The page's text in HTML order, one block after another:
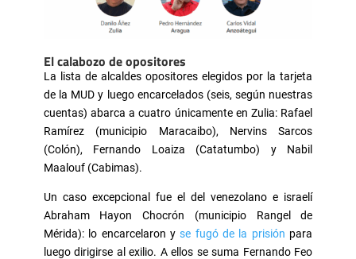
El calabozo de opositores
La lista de alcaldes opositores elegidos por la tarjeta
de la MUD y luego encarcelados (seis, según nuestras
cuentas) abarca a cuatro únicamente en Zulia: Rafael
Ramírez (municipio Maracaibo), Nervins Sarcos
(Colón), Fernando Loaiza (Catatumbo) y Nabil
Maalouf (Cabimas).
Un caso excepcional fue el del venezolano e israelí
Abraham Hayon Chocrón (municipio Rangel de
Mérida): lo encarcelaron yse fugó de la prisión para
luego dirigirse al exilio. A ellos se suma Fernando Feo